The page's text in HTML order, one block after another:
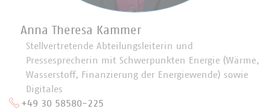
Anna Theresa Kammer
Stellvertretende Abteilungsleiterin und
Pressesprecherin mit Schwerpunkten Energie (Wärme,
Wasserstoff, Finanzierung der Energiewende) sowie
Digitales
+49 30 58580-225